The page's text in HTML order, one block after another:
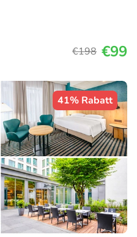
€198 €99
41% Rabatt